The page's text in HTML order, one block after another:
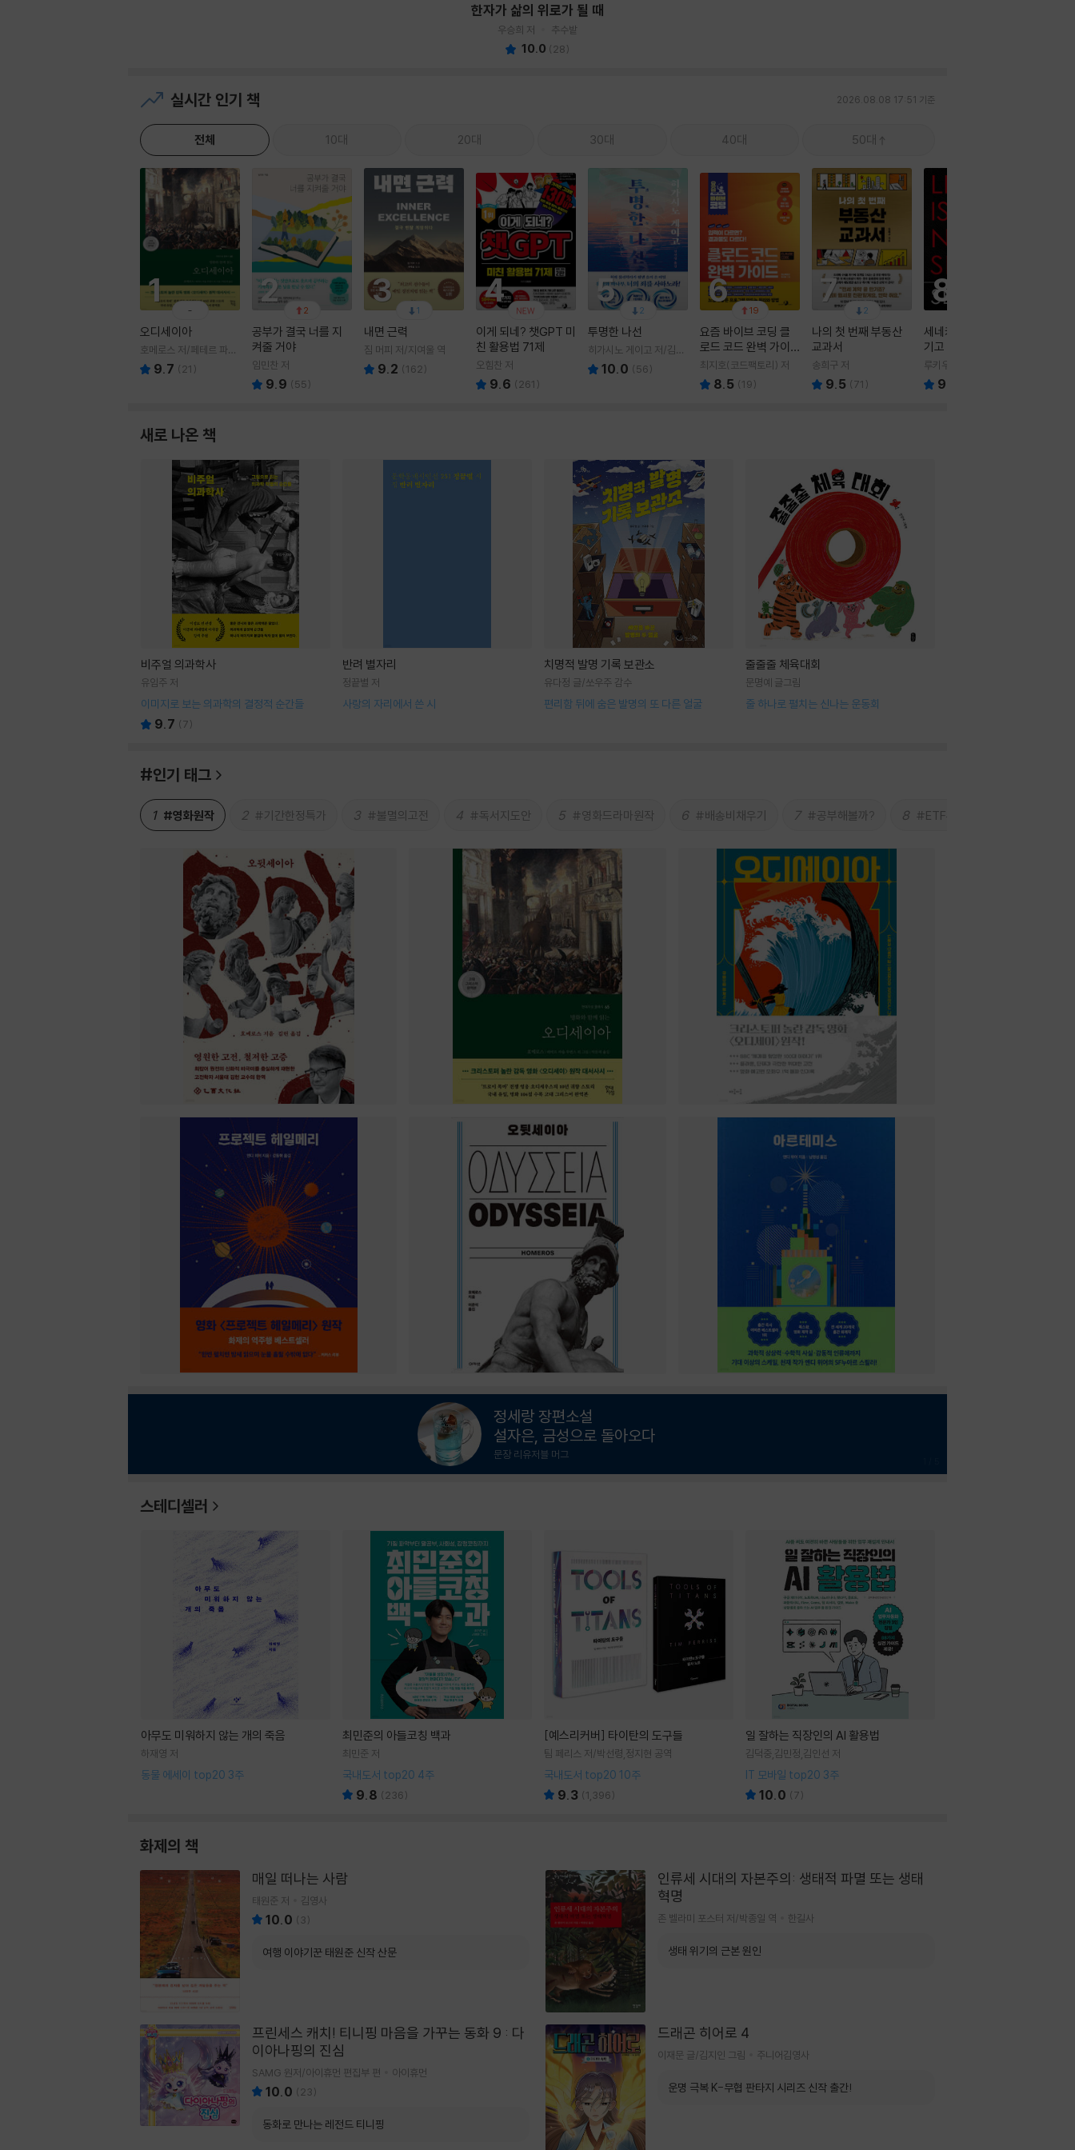
한자가 삶의 위로가 될 때
우승희 저 추수밭
10.0 ( 28)
실시간 인기 책 2026.08.08 17:51 기준
전체 10대 20대 30대 40대 50대
1
오디세이아
호메로스 저/페테르 파울
루벤스 그림/박문재 역
9.7 ( 21 )
2
2
공부가 결국 너를 지
켜줄 거야
임민찬 저
9.9 (55)
3
1
내면 근력
짐 머피 저/지여울 역
9.2 (162)
4
이게 되네? 챗GPT 미
친 활용법 71제
오힘찬 저
9.6 ( 261 )
5
2
투명한 나선
히가시노 게이고 저/김선
영 역10.0 (56)
6
19
요즘 바이브 코딩 클
로드 코드 완벽 가이
드
최지호(코드팩토리) 저
8.5 (19)
7
2
나의 첫 번째 부동산
교과서
송희구 저
9.5 (71 )
8
세네카, 오늘을 빼앗
기고 있는 당신에게
루키우스 안나이우스 세
네카 저/하와이 대저택 편
역 9.5
새로 나온 책
비주얼 의과학사
유임주 저
이미지로 보는 의과학의 결정적 순간들
9.7 (7)
반려 별자리
정끝별 저
사랑의 자리에서 쓴 시
치명적 발명 기록 보관소
유다정 글/쏘우주 감수
편리함 뒤에 숨은 발명의 또 다른 얼굴
줄줄줄 체육대회
문명예 글그림
줄 하나로 펼치는 신나는 운동회
#인기 태그
1 #영화원작 2 #기간한정특가 3 #불멸의고전 4 #독서지도안 5 #영화드라마원작 6 #배송비채우기 7 #공부해볼까? 8 #ETF투자
정세랑 장편소설
설자은, 금성으로 돌아오다
문장 리유저블 머그
스테디셀러
아무도 미워하지 않는 개의 죽음
하재영 저
동물 에세이 top20 3주
최민준의 아들코칭 백과
최민준 저
국내도서 top20 4주
9.8 ( 236)
[예스리커버] 타이탄의 도구들
팀 페리스 저/박선령,정지현 공역
국내도서 top20 10주
9.3 (1,396)
일 잘하는 직장인의 AI 활용법
김덕중,김민정,김인선 저
IT 모바일 top20 3주
10.0 (7)
화제의 책
매일 떠나는 사람
태원준 저 김영사
10.0 ( 3)
여행 이야기꾼 태원준 신작 산문
인류세 시대의 자본주의: 생태적 파멸 또는 생태
혁명
존 벨라미 포스터 저/박종일 역 한길사
생태 위기의 근본 원인
프린세스 캐치! 티니핑 마음을 가꾸는 동화 9 : 다
이아나핑의 진심
SAMG 원저/아이휴먼 편집부 편 아이휴먼
10.0 ( 23)
동화로 만나는 레전드 티니핑
드래곤 히어로 4
이재문 글/김지인 그림 주니어김영사
운명 극복 K-무협 판타지 시리즈 신작 출간!